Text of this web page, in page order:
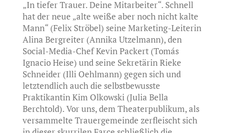
„In tiefer Trauer. Deine Mitarbeiter“. Schnell
hat der neue „alte weiße aber noch nicht kalte
Mann“ (Felix Ströbel) seine Marketing-Leiterin
Alina Bergreiter (Annika Utzelmann), den
Social-Media-Chef Kevin Packert (Tomás
Ignacio Heise) und seine Sekretärin Rieke
Schneider (Illi Oehlmann) gegen sich und
letztendlich auch die selbstbewusste
Praktikantin Kim Olkowski (Julia Bella
Berchtold). Vor uns, dem Theaterpublikum, als
versammelte Trauergemeinde zerfleischt sich